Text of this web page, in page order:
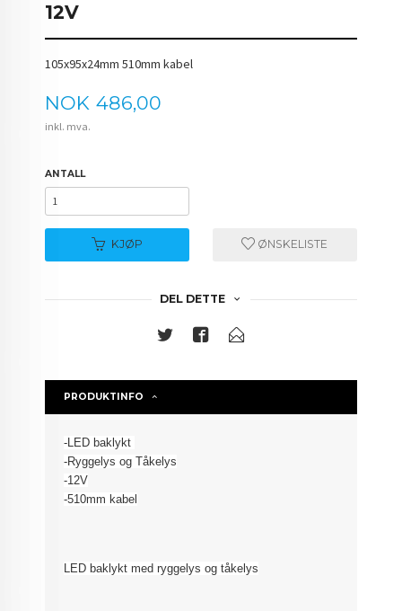
12V
105x95x24mm 510mm kabel
Pris
NOK 486,00
inkl. mva.
ANTALL
KJØP ØNSKELISTE
DEL DETTE
PRODUKTINFO
-LED baklykt
-Ryggelys og Tåkelys
-12V
-510mm kabel
LED baklykt med ryggelys og tåkelys